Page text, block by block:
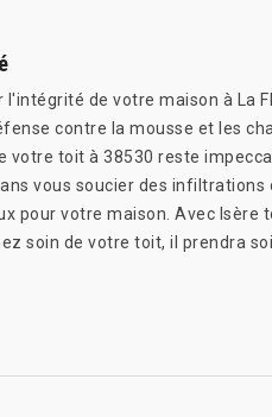
de votre maison à La
contre la mousse et les
toit à 38530 reste
vous soucier des
votre maison. Avec
soin de votre toit, il prendra